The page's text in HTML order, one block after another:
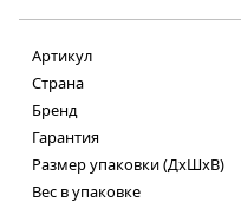
Артикул
Страна
Бренд
Гарантия
Размер упаковки (ДxШxВ)
Вес в упаковке